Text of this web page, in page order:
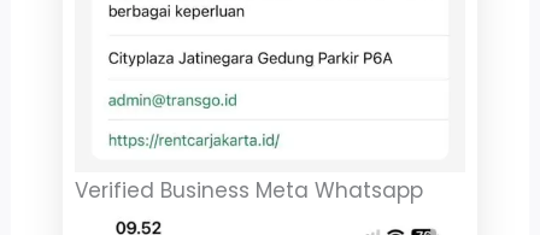
Verified Business Meta Whatsapp